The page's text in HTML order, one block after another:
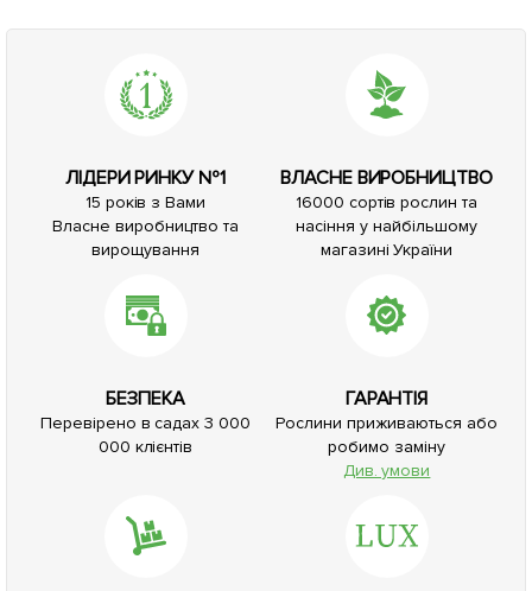
ЛІДЕРИ РИНКУ №1
15 років з Вами
Власне виробництво та
вирощування
ВЛАСНЕ ВИРОБНИЦТВО
16000 сортів рослин та
насіння у найбільшому
магазині України
БЕЗПЕКА
Перевірено в садах 3 000
000 клієнтів
ГАРАНТІЯ
Рослини приживаються або
робимо заміну
Див. умови